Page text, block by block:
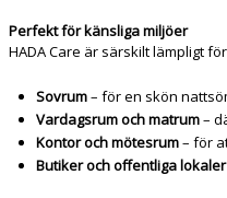
Perfekt för känsliga miljöer
HADA Care är särskilt lämpligt
Sovrum– för en skön
Vardagsrum och matrum–
Kontor och mötesrum– för
Butiker och offentliga lokaler